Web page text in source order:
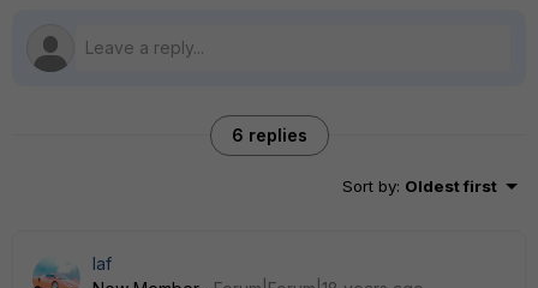
6 replies
Sort by: Oldest first
laf